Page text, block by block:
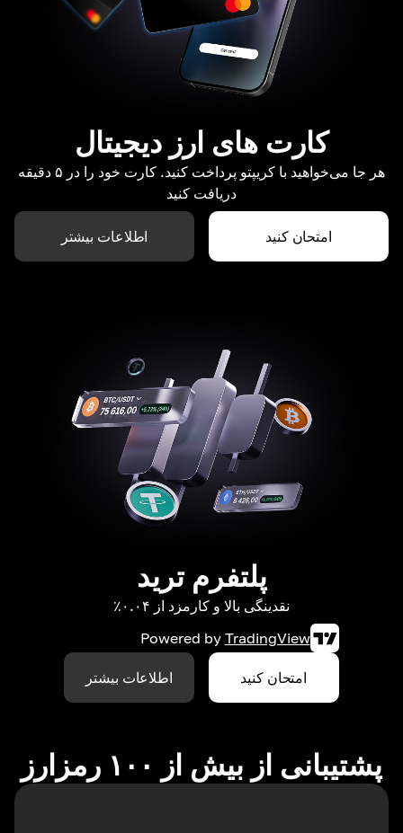
کارت های ارز دیجیتال
هر جا می‌خواهید با کریپتو پرداخت کنید. کارت خود را در ۵ دقیقه
دریافت کنید
امتحان کنید اطلاعات بیشتر
پلتفرم ترید
نقدینگی بالا و کارمزد از ۰.۰۴٪
Powered by TradingView
امتحان کنید اطلاعات بیشتر
پشتیبانی از بیش از ۱۰۰ رمزارز